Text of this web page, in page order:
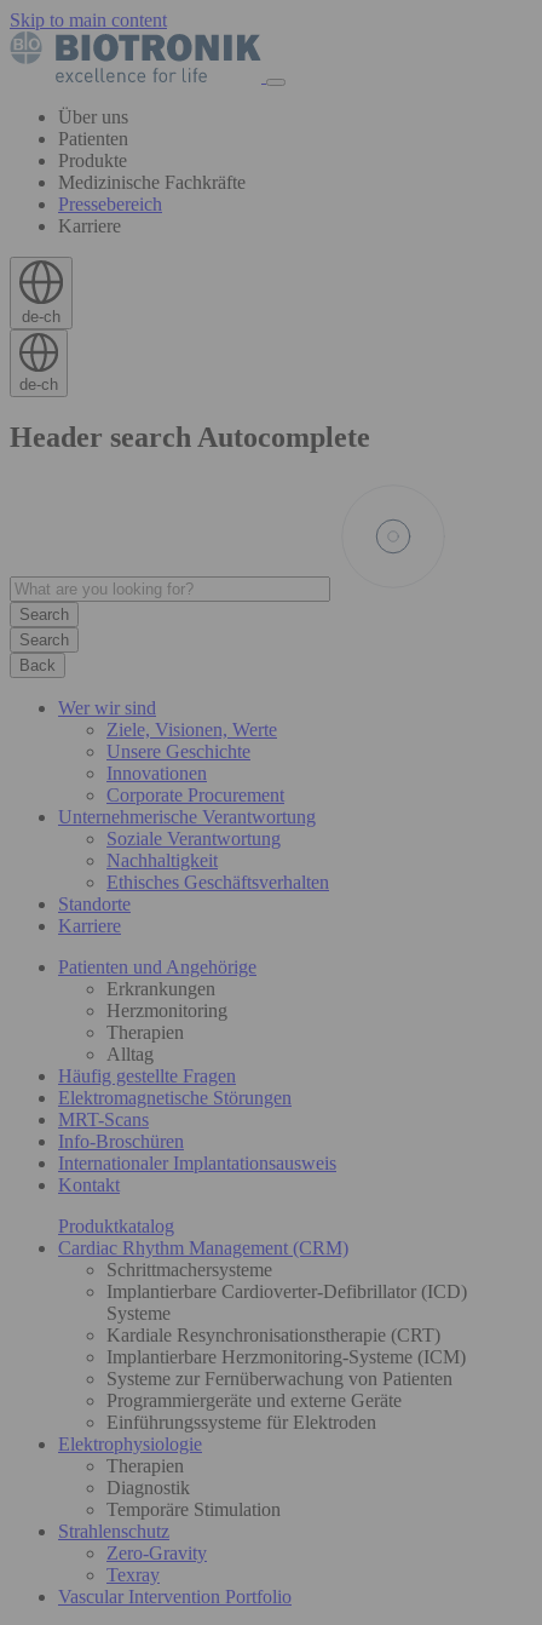
Skip to main content
Über uns
Patienten
Produkte
Medizinische Fachkräfte
Pressebereich
Karriere
de-ch
de-ch
Header search Autocomplete
Search
Back
Wer wir sind
Ziele, Visionen, Werte
Unsere Geschichte
Innovationen
Corporate Procurement
Unternehmerische Verantwortung
Soziale Verantwortung
Nachhaltigkeit
Ethisches Geschäftsverhalten
Standorte
Karriere
Patienten und Angehörige
Erkrankungen
Herzmonitoring
Therapien
Alltag
Häufig gestellte Fragen
Elektromagnetische Störungen
MRT-Scans
Info-Broschüren
Internationaler Implantationsausweis
Kontakt
Produktkatalog
Cardiac Rhythm Management (CRM)
Schrittmachersysteme
Implantierbare Cardioverter-Defibrillator (ICD)
Systeme
Kardiale Resynchronisationstherapie (CRT)
Implantierbare Herzmonitoring-Systeme (ICM)
Systeme zur Fernüberwachung von Patienten
Programmiergeräte und externe Geräte
Einführungssysteme für Elektroden
Elektrophysiologie
Therapien
Diagnostik
Temporäre Stimulation
Strahlenschutz
Zero-Gravity
Texray
Vascular Intervention Portfolio